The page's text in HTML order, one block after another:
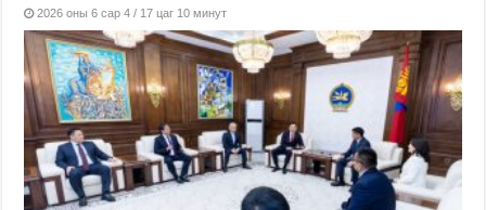
2026 оны 6 сар 4 / 17 цаг 10 минут